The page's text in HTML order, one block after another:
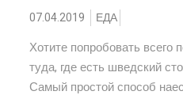
07.04.2019 ЕДА
Хотите попробовать всего
туда, где есть шведский
Самый простой способ